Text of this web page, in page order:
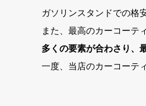
ガソリンスタンドでの格
また、最高のカーコーテ
多くの要素が合わさり、
一度、当店のカーコーテ